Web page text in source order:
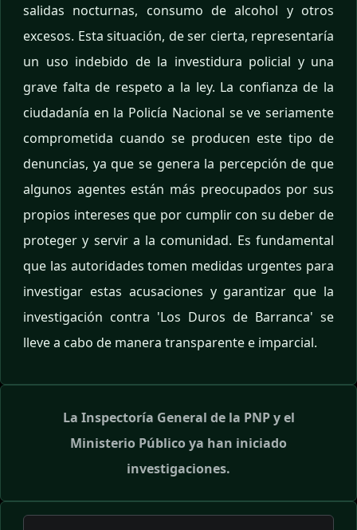
salidas nocturnas, consumo de alcohol y otros
excesos. Esta situación, de ser cierta, representaría
un uso indebido de la investidura policial y una
grave falta de respeto a la ley. La confianza de la
ciudadanía en la Policía Nacional se ve seriamente
comprometida cuando se producen este tipo de
denuncias, ya que se genera la percepción de que
algunos agentes están más preocupados por sus
propios intereses que por cumplir con su deber de
proteger y servir a la comunidad. Es fundamental
que las autoridades tomen medidas urgentes para
investigar estas acusaciones y garantizar que la
investigación contra 'Los Duros de Barranca' se
lleve a cabo de manera transparente e imparcial.
La Inspectoría General de la PNP y el
Ministerio Público ya han iniciado
investigaciones.